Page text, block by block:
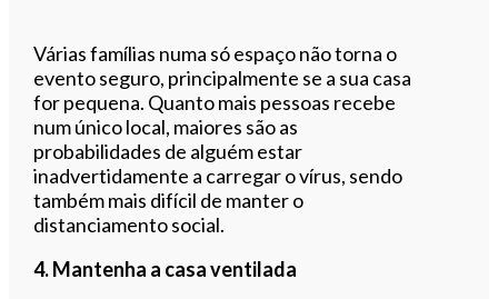
Várias famílias numa só espaço não torna o
evento seguro, principalmente se a sua casa
for pequena. Quanto mais pessoas recebe
num único local, maiores são as
probabilidades de alguém estar
inadvertidamente a carregar o vírus, sendo
também mais difícil de manter o
distanciamento social.
4. Mantenha a casa ventilada